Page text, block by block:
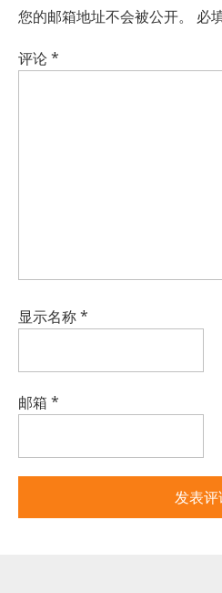
您的邮箱地址不会被公开。 必
评论*
显示名称*
邮箱 *